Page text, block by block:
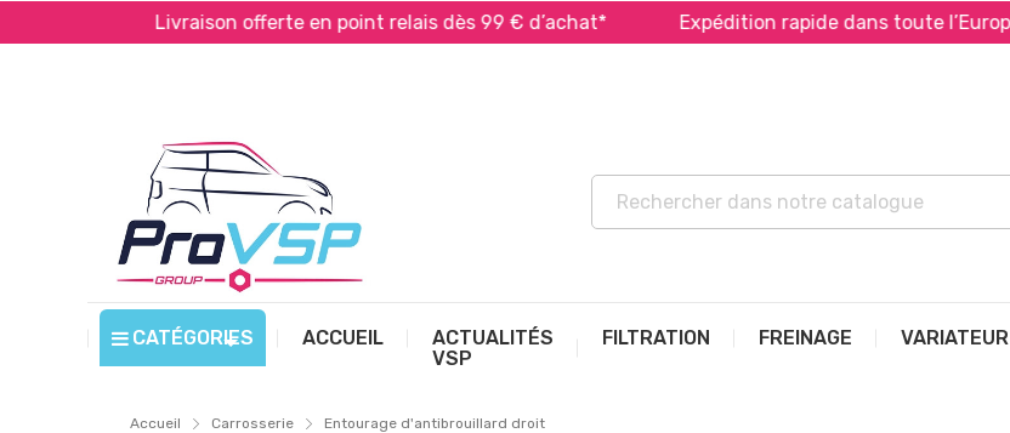
Livraison offerte en point relais dès 99 € d’achat* Expédition rapide dans toute l’Europe *
CATÉGORIES ACCUEIL
ACTUALITÉS
VSP
FILTRATION FREINAGE VARIATEUR
Accueil Carrosserie Entourage d'antibrouillard droit